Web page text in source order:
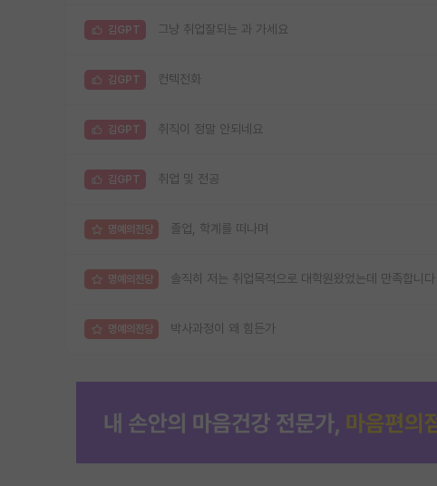
김GPT 그냥 취업잘되는 과 가세요
김GPT 컨텍전화
김GPT 취직이 정말 안되네요
김GPT 취업 및 전공
명예의전당 졸업, 학계를 떠나며
명예의전당 솔직히 저는 취업목적으로 대학원왔었는데 만족합니다
명예의전당 박사과정이 왜 힘든가